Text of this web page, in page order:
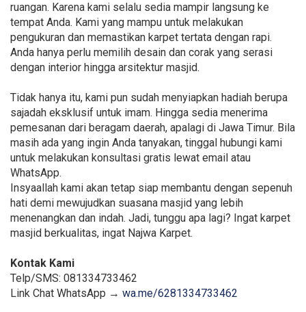
ruangan. Karena kami selalu sedia mampir langsung ke
tempat Anda. Kami yang mampu untuk melakukan
pengukuran dan memastikan karpet tertata dengan rapi.
Anda hanya perlu memilih desain dan corak yang serasi
dengan interior hingga arsitektur masjid.
Tidak hanya itu, kami pun sudah menyiapkan hadiah berupa
sajadah eksklusif untuk imam. Hingga sedia menerima
pemesanan dari beragam daerah, apalagi di Jawa Timur. Bila
masih ada yang ingin Anda tanyakan, tinggal hubungi kami
untuk melakukan konsultasi gratis lewat email atau
WhatsApp.
Insyaallah kami akan tetap siap membantu dengan sepenuh
hati demi mewujudkan suasana masjid yang lebih
menenangkan dan indah. Jadi, tunggu apa lagi? Ingat karpet
masjid berkualitas, ingat Najwa Karpet.
Kontak Kami
Telp/SMS: 081334733462
Link Chat WhatsApp → wa.me/6281334733462